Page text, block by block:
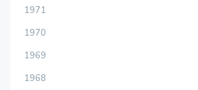
1971
1970
1969
1968